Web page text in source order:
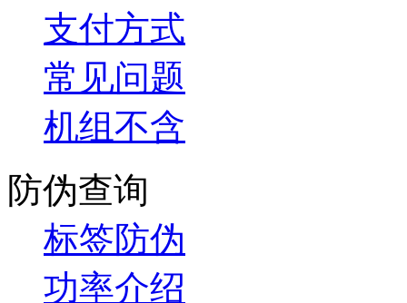
支付方式
常见问题
机组不含
防伪查询
标签防伪
功率介绍